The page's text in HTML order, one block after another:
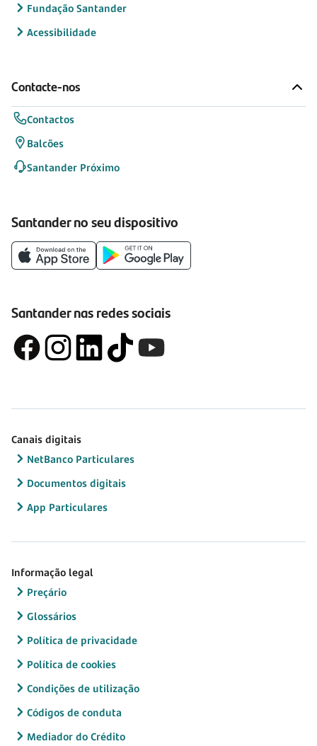
Fundação Santander
Acessibilidade
Contacte-nos
Contactos
Balcões
Santander Próximo
Santander no seu dispositivo
Santander nas redes sociais
Canais digitais
NetBanco Particulares
Documentos digitais
App Particulares
Informação legal
Preçário
Glossários
Política de privacidade
Política de cookies
Condições de utilização
Códigos de conduta
Mediador do Crédito